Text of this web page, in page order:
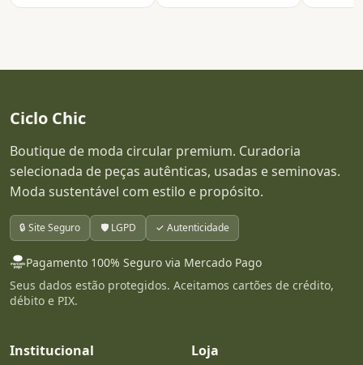
Ciclo Chic
Boutique de moda circular premium. Curadoria
selecionada de peças autênticas, usadas e seminovas.
Moda sustentável com estilo e propósito.
🔒 Site Seguro 🛡️ LGPD ✓ Autenticidade
Pagamento 100% Seguro via Mercado Pago
Seus dados estão protegidos. Aceitamos cartões de crédito,
débito e PIX.
Institucional
Loja